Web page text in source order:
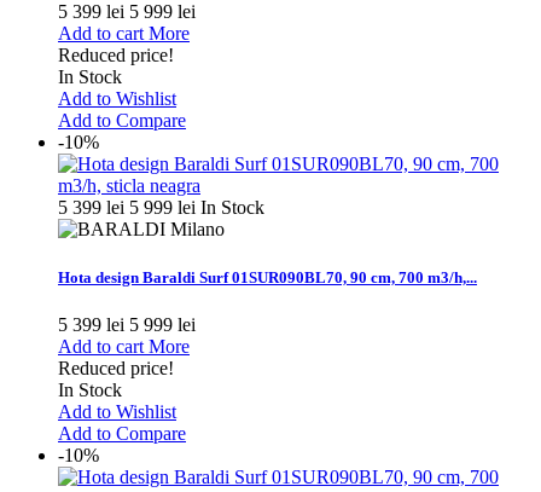
5 399 lei 5 999 lei
Add to cart More
Reduced price!
In Stock
Add to Wishlist
Add to Compare
-10%
5 399 lei 5 999 lei In Stock
Hota design Baraldi Surf 01SUR090BL70, 90 cm, 700 m3/h,...
5 399 lei 5 999 lei
Add to cart More
Reduced price!
In Stock
Add to Wishlist
Add to Compare
-10%